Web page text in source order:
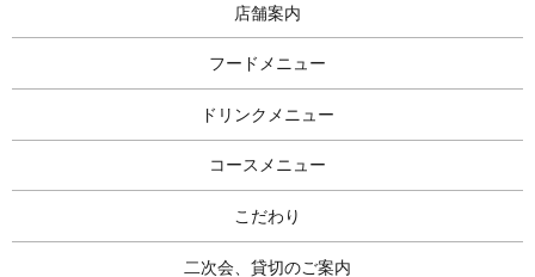
店舗案内
フードメニュー
ドリンクメニュー
コースメニュー
こだわり
二次会、貸切のご案内